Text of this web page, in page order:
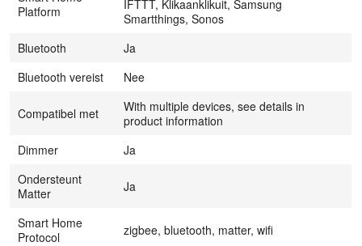
Platform
IFTTT, Klikaanklikuit, Samsung
Smartthings, Sonos
Bluetooth
Ja
Bluetooth vereist
Nee
Compatibel met
With multiple devices, see details in
product information
Dimmer
Ja
Ondersteunt
Matter
Ja
Smart Home
Protocol
zigbee, bluetooth, matter, wifi